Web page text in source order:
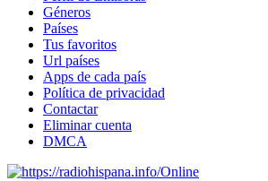
Géneros
Países
Tus favoritos
Url países
Apps de cada país
Política de privacidad
Contactar
Eliminar cuenta
DMCA
Online